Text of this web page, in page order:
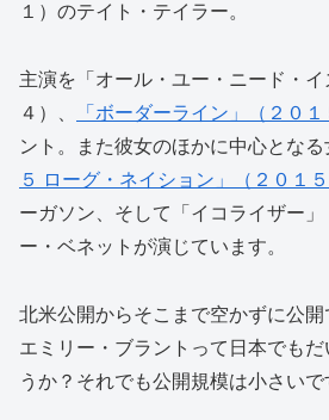
１）のテイト・テイラー。
主演を「オール・ユー・ニード・イ
４）、
「ボーダーライン」（２０１
ント。また彼女のほかに中心となる
５ ローグ・ネイション」（２０１５
ーガソン、そして「イコライザー
ー・ベネットが演じています。
北米公開からそこまで空かずに公開
エミリー・ブラントって日本でも
うか？それでも公開規模は小さいで